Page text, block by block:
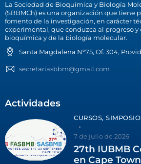
La Sociedad de Bioquímica y Biología
(SBBMCh) es una organización que tiene
fomento de la investigación, en carácter
experimental, que conduzca al progreso
bioquímica y de la biología molecular.
Santa Magdalena N°75, Of. 304,
secretariasbbm@gmail.com
Actividades
CURSOS,
7 de julio de 2026
27th IUBMB
en Cape